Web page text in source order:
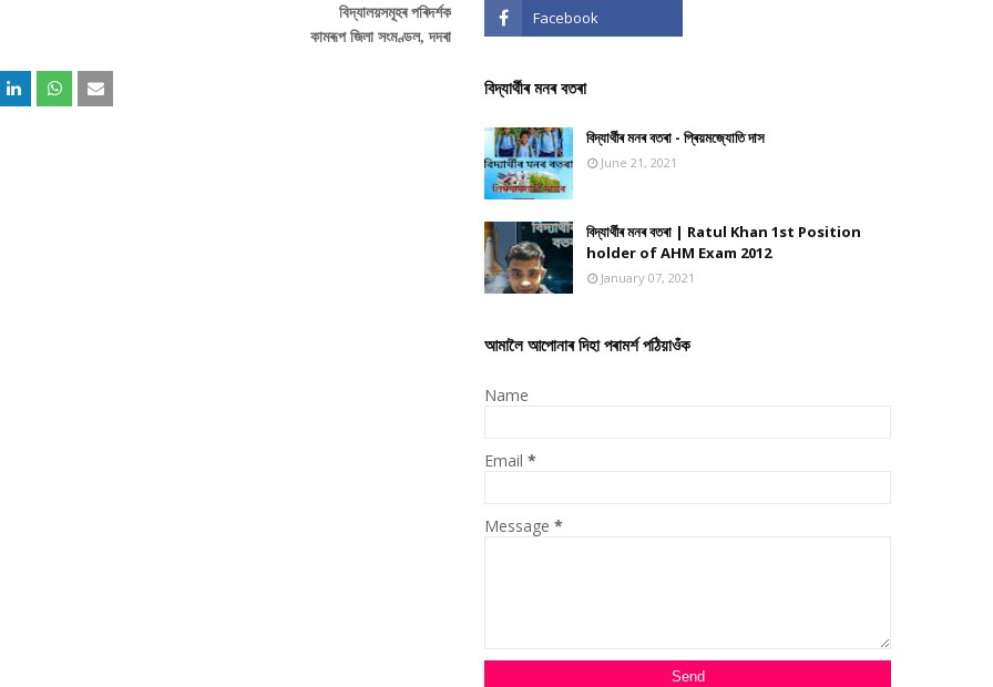
বিদ্যালয়সমূহৰ পৰিদৰ্শক
কামৰূপ জিলা সংমণ্ডল, দদৰা
বিদ্যাৰ্থীৰ মনৰ বতৰা
বিদ্যাৰ্থীৰ মনৰ বতৰা - প্ৰিয়মজ্যোতি দাস
June 21, 2021
বিদ্যাৰ্থীৰ মনৰ বতৰা | Ratul Khan 1st Position
holder of AHM Exam 2012
January 07, 2021
আমালৈ আপোনাৰ দিহা পৰামৰ্শ পঠিয়াওঁক
Name
Email*
Message*